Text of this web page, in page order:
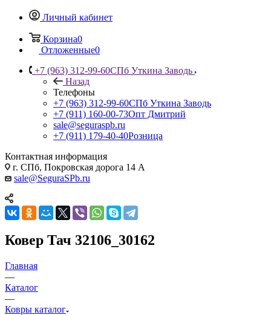
Личный кабинет
Корзина0
Отложенные0
+7 (963) 312-99-60СПб Уткина Заводь
Назад
Телефоны
+7 (963) 312-99-60СПб Уткина Заводь
+7 (911) 160-00-73Опт Дмитрий
sale@seguraspb.ru
+7 (911) 179-40-40Розница
Контактная информация
г. СПб, Покровская дорога 14 А
sale@SeguraSPb.ru
Ковер Тач 32106_30162
Главная
—
Каталог
—
Ковры каталог